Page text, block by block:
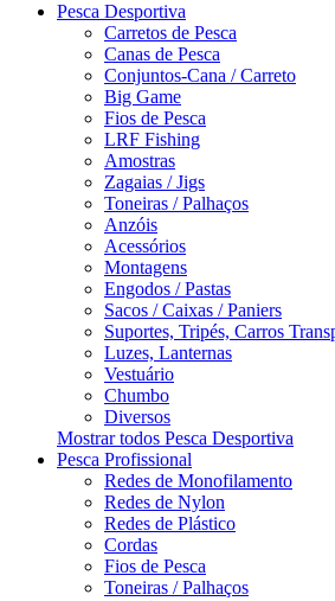
Pesca Desportiva
Carretos de Pesca
Canas de Pesca
Conjuntos-Cana / Carreto
Big Game
Fios de Pesca
LRF Fishing
Amostras
Zagaias / Jigs
Toneiras / Palhaços
Anzóis
Acessórios
Montagens
Engodos / Pastas
Sacos / Caixas / Paniers
Suportes, Tripés, Carros
Luzes, Lanternas
Vestuário
Chumbo
Diversos
Mostrar todos Pesca Desportiva
Pesca Profissional
Redes de Monofilamento
Redes de Nylon
Redes de Plástico
Cordas
Fios de Pesca
Toneiras / Palhaços